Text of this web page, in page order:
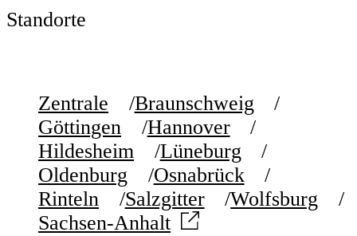
Standorte
Zentrale
Braunschweig
Göttingen
Hannover
Hildesheim
Lüneburg
Oldenburg
Osnabrück
Rinteln
Salzgitter
Wolfsburg
Sachsen-Anhalt